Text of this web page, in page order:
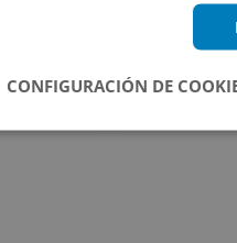
CONFIGURACIÓN DE